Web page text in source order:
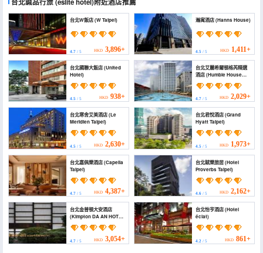
台北W飯店 (W Taipei)
4.7 / 5 HKD 3,896+
瀚寓酒店 (Hanns House)
4.5/ 5 HKD 1,411+
台北國聯大飯店 (United
Hotel)
4.5 / 5 HKD 938+
台北艾麗希爾頓格芮精選
酒店 (Humble House
Taipei, Curio Collection
by Hilton)
4.7/ 5 HKD 2,029+
台北寒舍艾美酒店 (Le
Meridien Taipei)
4.5 / 5 HKD 2,630+
台北君悅酒店 (Grand
Hyatt Taipei)
4.5/ 5 HKD 1,973+
台北嘉佩樂酒店 (Capella
Taipei)
4.7 / 5 HKD 4,387+
台北賦樂旅居 (Hotel
Proverbs Taipei)
4.6/ 5 HKD 2,162+
台北金普頓大安酒店
(Kimpton DA AN HOTEL
by IHG)
4.7 / 5 HKD 3,054+
台北怡亨酒店 (Hotel
éclat)
4.2/ 5 HKD 861+